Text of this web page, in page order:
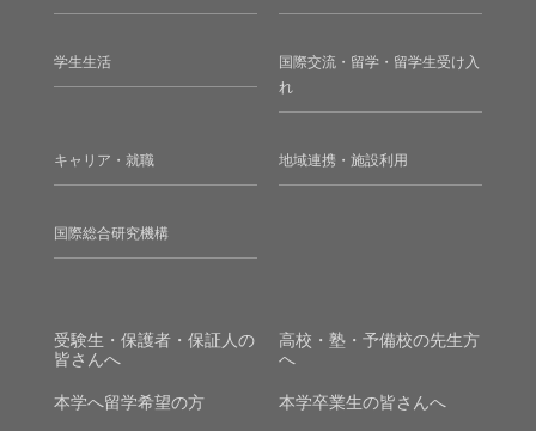
学生生活
国際交流・留学・留学生受け入
れ
キャリア・就職 地域連携・施設利用
国際総合研究機構
受験生・保護者・保証人の
皆さんへ
高校・塾・予備校の先生方
へ
本学へ留学希望の方 本学卒業生の皆さんへ